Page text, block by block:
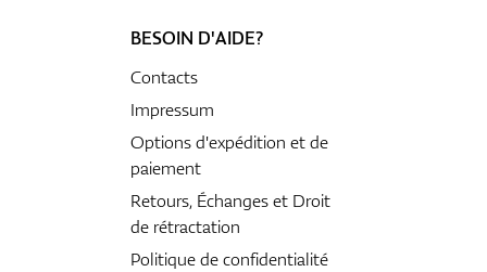
BESOIN D'AIDE?
Contacts
Impressum
Options d'expédition et de
paiement
Retours, Échanges et Droit
de rétractation
Politique de confidentialité